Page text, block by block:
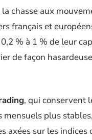
la chasse aux
français et
% à 1 % de leur
de façon
, qui conservent
mensuels plus
axées sur les